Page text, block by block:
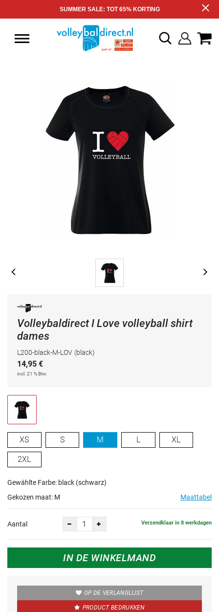
SUMMER SALE: TOT 65% KORTING
Volleybaldirect I Love volleyball shirt
dames
L200-black-M-LOV (black)
14,95 €
incl. 21 % Btw.
XS S M L XL
2XL
Gewählte Farbe: black (schwarz)
Gekozen maat: M Maattabel
Aantal Verzendklaar in 8 werkdagen
IN DE WINKELMAND
OP DE VERLANGLIJST
PRODUCT BEDRUKKEN